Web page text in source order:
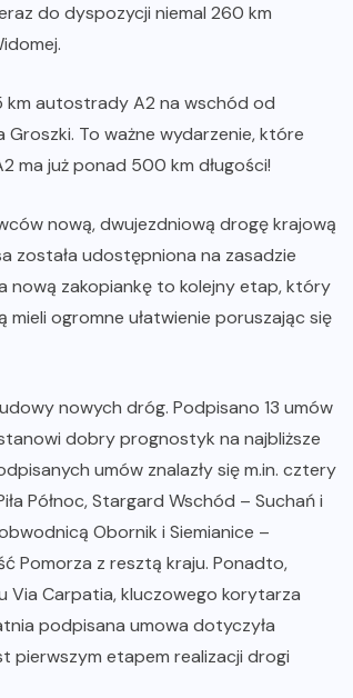
do dyspozycji niemal 260 km
km autostrady A2 na wschód od
To ważne wydarzenie, które
ma już ponad 500 km długości!
nową, dwujezdniową drogę krajową
została udostępniona na zasadzie
nową zakopiankę to kolejny etap, który
ogromne ułatwienie poruszając się
nowych dróg. Podpisano 13 umów
dobry prognostyk na najbliższe
umów znalazły się m.in. cztery
Północ, Stargard Wschód – Suchań i
Obornik i Siemianice –
Pomorza z resztą kraju. Ponadto,
Via Carpatia, kluczowego korytarza
podpisana umowa dotyczyła
pierwszym etapem realizacji drogi